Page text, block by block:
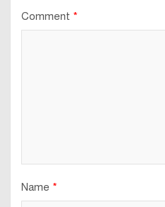
Comment *
Name *